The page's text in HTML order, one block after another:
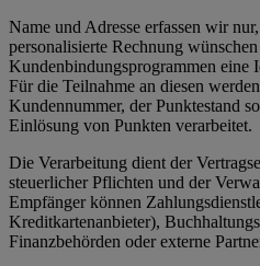
Name und Adresse erfassen wir
personalisierte Rechnung
Kundenbindungsprogrammen eine
Für die Teilnahme an diesen
Kundennummer, der Punktestand
Einlösung von Punkten verarbeitet.
Die Verarbeitung dient der
steuerlicher Pflichten und der
Empfänger können
Kreditkartenanbieter),
Finanzbehörden oder externe